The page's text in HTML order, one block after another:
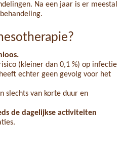
Na een jaar is er meestal
(kleiner dan 0,1 %) op infectie
echter geen gevolg voor het
slechts van korte duur en
de dagelijkse activiteiten